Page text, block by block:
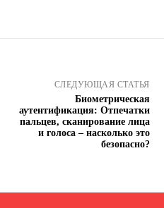
СЛЕДУЮЩАЯ СТАТЬЯ
Биометрическая
аутентификация: Отпечатки
пальцев, сканирование лица
и голоса – насколько это
безопасно?